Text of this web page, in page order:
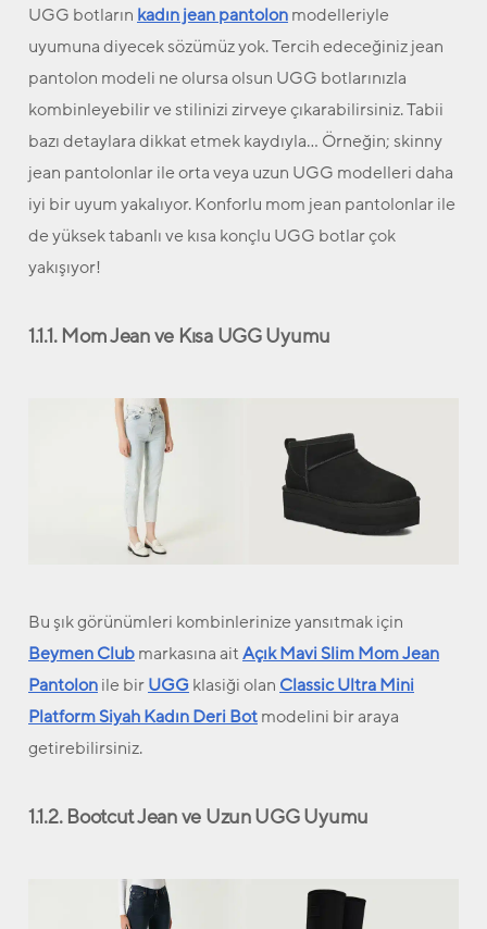
UGG botların kadın jean pantolonmodelleriyle
uyumuna diyecek sözümüz yok. Tercih edeceğiniz jean
pantolon modeli ne olursa olsun UGG botlarınızla
kombinleyebilir ve stilinizi zirveye çıkarabilirsiniz. Tabii
bazı detaylara dikkat etmek kaydıyla… Örneğin; skinny
jean pantolonlar ile orta veya uzun UGG modelleri daha
iyi bir uyum yakalıyor. Konforlu mom jean pantolonlar ile
de yüksek tabanlı ve kısa konçlu UGG botlar çok
yakışıyor!
1.1.1. Mom Jean ve Kısa UGG Uyumu
Bu şık görünümleri kombinlerinize yansıtmak için
Beymen Clubmarkasına aitAçık Mavi Slim Mom Jean
Pantolonile birUGG klasiği olan Classic Ultra Mini
Platform Siyah Kadın Deri Botmodelini bir araya
getirebilirsiniz.
1.1.2. Bootcut Jean ve Uzun UGG Uyumu